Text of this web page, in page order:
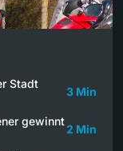
Stadt
3 Min
gewinnt
2 Min